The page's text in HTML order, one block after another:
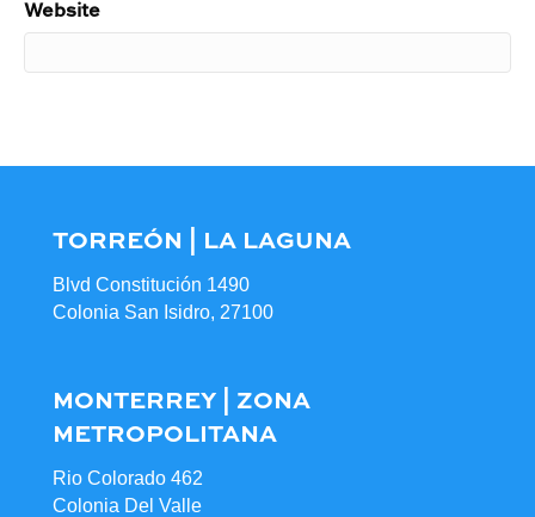
Website
TORREÓN | LA LAGUNA
Blvd Constitución 1490
Colonia San Isidro, 27100
MONTERREY | ZONA
METROPOLITANA
Rio Colorado 462
Colonia Del Valle